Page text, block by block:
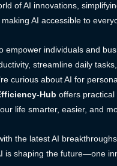
of AI innovations,
making AI accessible to
empower individuals and
streamline daily
curious about AI for
Hub offers
life smarter, easier, and
the latest AI
is shaping the future—one